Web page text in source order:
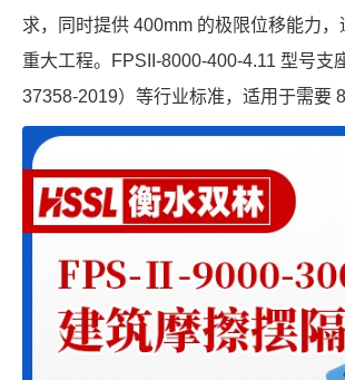
求，同时提供 400mm 的极限位移能力
重大工程。FPSII-8000-400-4.11 型号
37358-2019）等行业标准，适用于需要